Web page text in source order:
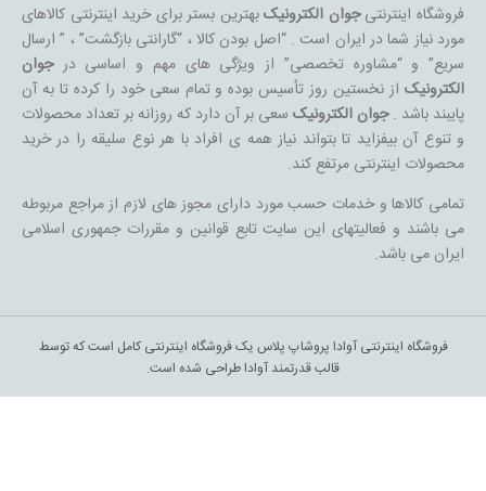
فروشگاه اینترنتیجوان الکترونیکبهترین بستر برای خرید اینترنتی کالاهای
مورد نیاز شما در ایران است . “اصل بودن کالا ، “گارانتی بازگشت” ، ” ارسال
سریع” و “مشاوره تخصصی” از ویژگی های مهم و اساسی درجوان
الکترونیکاز نخستین روز تأسیس بوده و تمام سعی خود را کرده تا به آن
پایبند باشد .جوان الکترونیکسعی بر آن دارد که روزانه بر تعداد محصولات
و تنوع آن بیفزاید تا بتواند نیاز همه ی افراد با هر نوع سلیقه را در خرید
محصولات اینترنتی مرتفع کند.
تمامی کالاها و خدمات حسب مورد دارای مجوز های لازم از مراجع مربوطه
می باشند و فعالیتهای این سایت تابع قوانین و مقررات جمهوری اسلامی
ایران می باشد.
فروشگاه اینترنتی آوادا پروشاپ پلاس یک فروشگاه اینترنتی کامل است که توسط
قالب قدرتمند آوادا طراحی شده است.